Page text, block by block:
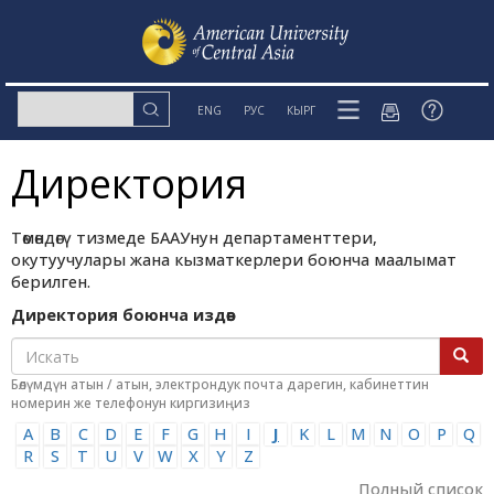
ENG РУС КЫРГ
Директория
Төмөндөгү тизмеде БААУнун департаменттери,
окутуучулары жана кызматкерлери боюнча маалымат
берилген.
Директория боюнча издөө:
Бөлүмдүн атын / атын, электрондук почта дарегин, кабинеттин
номерин же телефонун киргизиңиз
A B C D E F G H I J K L M N O P
Q
R
S T U V W X Y
Z
Полный список